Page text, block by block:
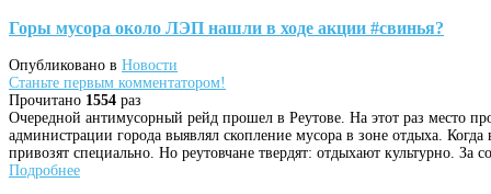
Горы мусора около ЛЭП нашли в ходе акции #свинья?
Опубликовано в Новости
Станьте первым комментатором!
Прочитано 1554 раз
Очередной антимусорный рейд прошел в Реутове. На этот раз место
администрации города выявлял скопление мусора в зоне отдыха.
привозят специально. Но реутовчане твердят: отдыхают культурно. За
Подробнее